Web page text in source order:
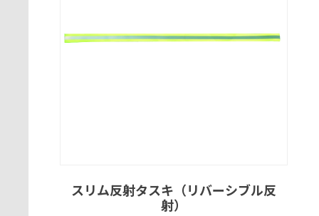
スリム反射タスキ（リバーシブル反
射）